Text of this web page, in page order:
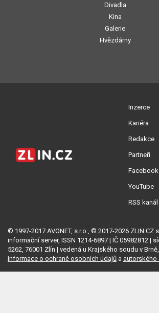
Divadla
Kina
Galerie
Hvězdárny
Inzerce
Kariéra
Redakce
Partneři
Facebook
YouTube
RSS kanál
© 1997-2017 AVONET, s.r.o., © 2017-2026 ZLIN.CZ
informační server, ISSN 1214-6897 | IČ 05982812 |
5262, 76001 Zlín | vedená u Krajského soudu v
informace o ochraně osobních údajů a autorského